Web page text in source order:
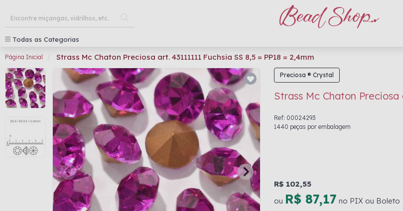
Todas as Categorias
Página Inicial Strass Mc Chaton Preciosa art. 43111111 Fuchsia SS 8,5 = PP18 = 2,4mm
Preciosa ® Crystal
Strass Mc Chaton Preciosa
Ref: 00024293
1440 peças por embalagem
R$ 102,55
ou R$ 87,17 no PIX ou Boleto